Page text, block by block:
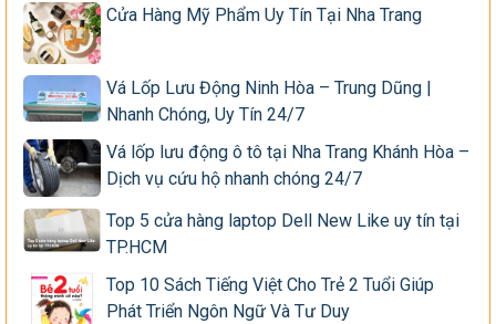
Cửa Hàng Mỹ Phẩm Uy Tín Tại Nha Trang
Vá Lốp Lưu Động Ninh Hòa – Trung Dũng |
Nhanh Chóng, Uy Tín 24/7
Vá lốp lưu động ô tô tại Nha Trang Khánh Hòa –
Dịch vụ cứu hộ nhanh chóng 24/7
Top 5 cửa hàng laptop Dell New Like uy tín tại
TP.HCM
Top 10 Sách Tiếng Việt Cho Trẻ 2 Tuổi Giúp
Phát Triển Ngôn Ngữ Và Tư Duy